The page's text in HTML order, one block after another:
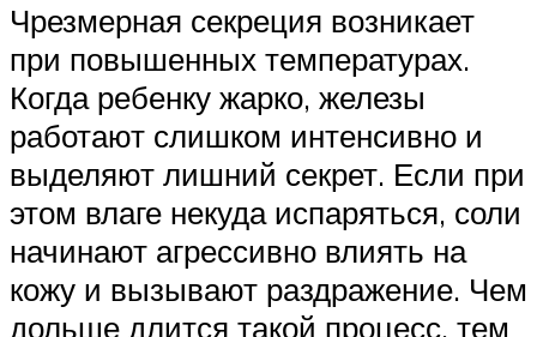
Чрезмерная секреция возникает
при повышенных температурах.
Когда ребенку жарко, железы
работают слишком интенсивно и
выделяют лишний секрет. Если при
этом влаге некуда испаряться, соли
начинают агрессивно влиять на
кожу и вызывают раздражение. Чем
дольше длится такой процесс, тем